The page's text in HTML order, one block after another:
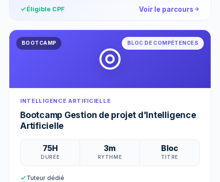
Éligible CPF Voir le parcours
BOOTCAMP BLOC DE COMPÉTENCES
INTELLIGENCE ARTIFICIELLE
Bootcamp Gestion de projet d'Intelligence
Artificielle
75H
DURÉE
3m
RYTHME
Bloc
TITRE
Tuteur dédié